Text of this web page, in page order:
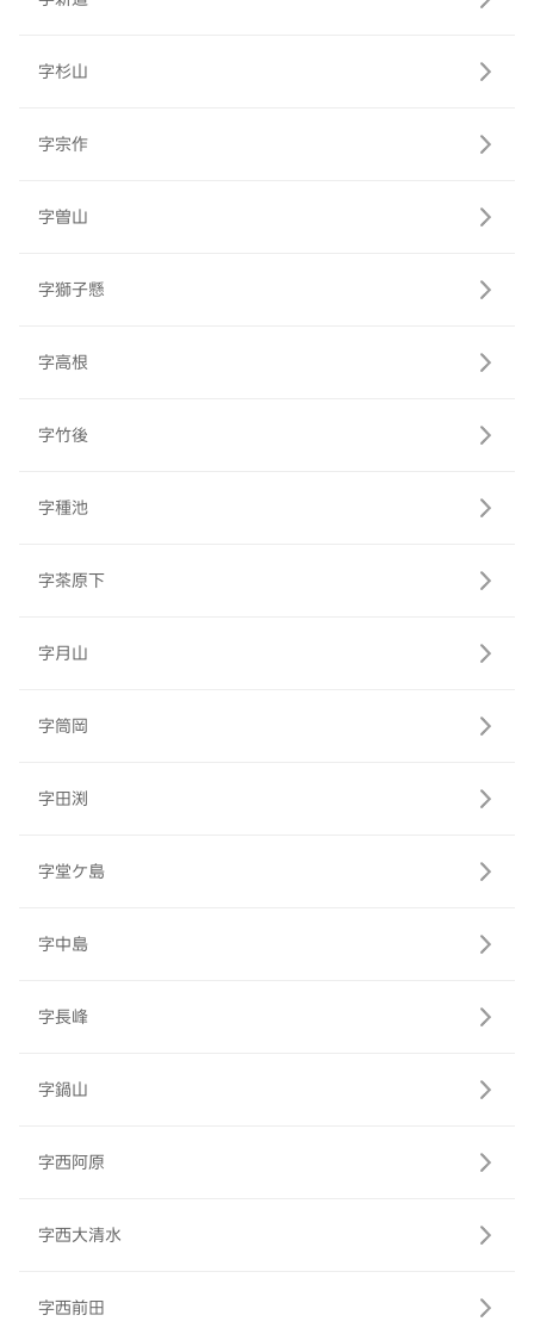
字杉山
字宗作
字曽山
字獅子懸
字高根
字竹後
字種池
字茶原下
字月山
字筒岡
字田渕
字堂ケ島
字中島
字長峰
字鍋山
字西阿原
字西大清水
字西前田